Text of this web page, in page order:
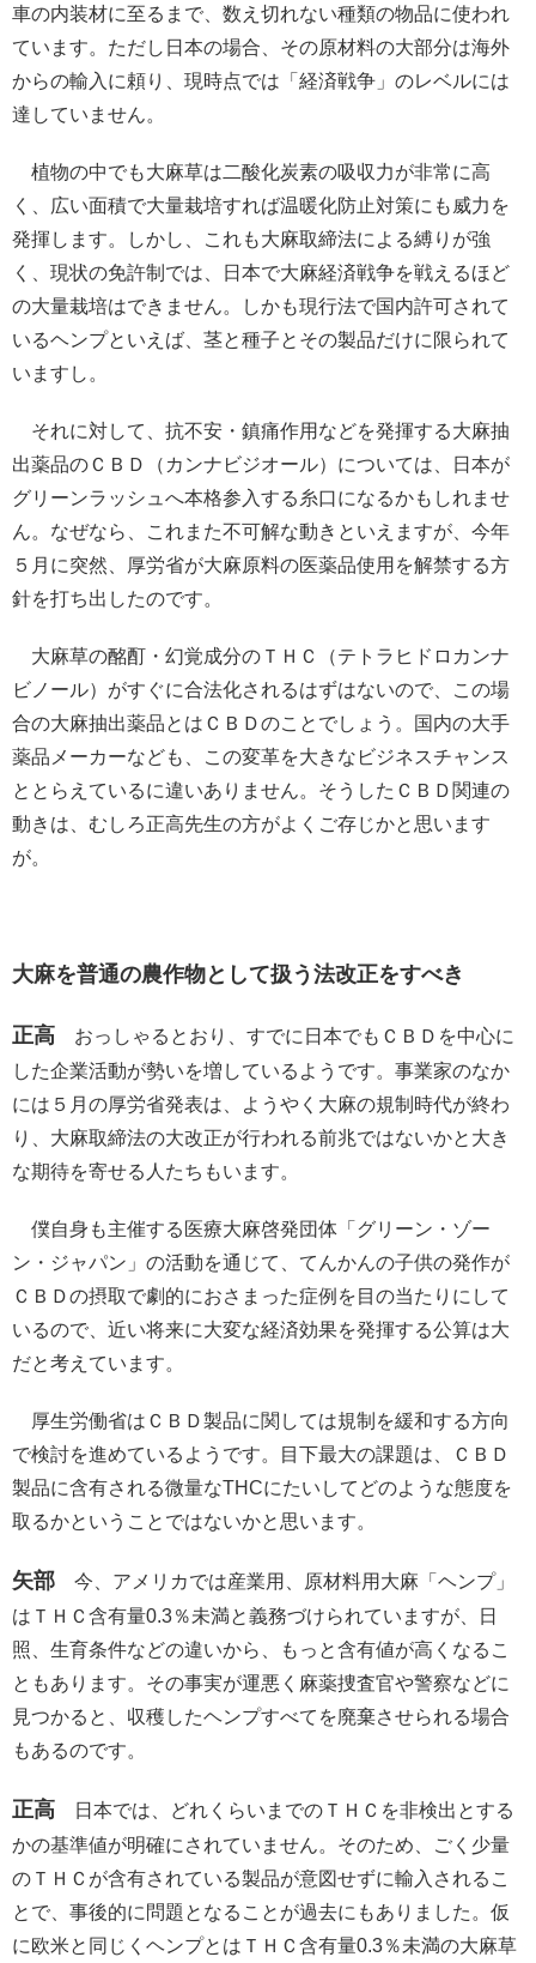
車の内装材に至るまで、数え切れない種類の物品に使われ
ています。ただし日本の場合、その原材料の大部分は海外
からの輸入に頼り、現時点では「経済戦争」のレベルには
達していません。
植物の中でも大麻草は二酸化炭素の吸収力が非常に高
く、広い面積で大量栽培すれば温暖化防止対策にも威力を
発揮します。しかし、これも大麻取締法による縛りが強
く、現状の免許制では、日本で大麻経済戦争を戦えるほど
の大量栽培はできません。しかも現行法で国内許可されて
いるヘンプといえば、茎と種子とその製品だけに限られて
いますし。
それに対して、抗不安・鎮痛作用などを発揮する大麻抽
出薬品のＣＢＤ（カンナビジオール）については、日本が
グリーンラッシュへ本格参入する糸口になるかもしれませ
ん。なぜなら、これまた不可解な動きといえますが、今年
５月に突然、厚労省が大麻原料の医薬品使用を解禁する方
針を打ち出したのです。
大麻草の酩酊・幻覚成分のＴＨＣ（テトラヒドロカンナ
ビノール）がすぐに合法化されるはずはないので、この場
合の大麻抽出薬品とはＣＢＤのことでしょう。国内の大手
薬品メーカーなども、この変革を大きなビジネスチャンス
ととらえているに違いありません。そうしたＣＢＤ関連の
動きは、むしろ正高先生の方がよくご存じかと思います
が。
大麻を普通の農作物として扱う法改正をすべき
正高 おっしゃるとおり、すでに日本でもＣＢＤを中心に
した企業活動が勢いを増しているようです。事業家のなか
には５月の厚労省発表は、ようやく大麻の規制時代が終わ
り、大麻取締法の大改正が行われる前兆ではないかと大き
な期待を寄せる人たちもいます。
僕自身も主催する医療大麻啓発団体「グリーン・ゾー
ン・ジャパン」の活動を通じて、てんかんの子供の発作が
ＣＢＤの摂取で劇的におさまった症例を目の当たりにして
いるので、近い将来に大変な経済効果を発揮する公算は大
だと考えています。
厚生労働省はＣＢＤ製品に関しては規制を緩和する方向
で検討を進めているようです。目下最大の課題は、ＣＢＤ
製品に含有される微量なTHCにたいしてどのような態度を
取るかということではないかと思います。
矢部 今、アメリカでは産業用、原材料用大麻「ヘンプ」
はＴＨＣ含有量0.3％未満と義務づけられていますが、日
照、生育条件などの違いから、もっと含有値が高くなるこ
ともあります。その事実が運悪く麻薬捜査官や警察などに
見つかると、収穫したヘンプすべてを廃棄させられる場合
もあるのです。
正高 日本では、どれくらいまでのＴＨＣを非検出とする
かの基準値が明確にされていません。そのため、ごく少量
のＴＨＣが含有されている製品が意図せずに輸入されるこ
とで、事後的に問題となることが過去にもありました。仮
に欧米と同じくヘンプとはＴＨＣ含有量0.3％未満の大麻草